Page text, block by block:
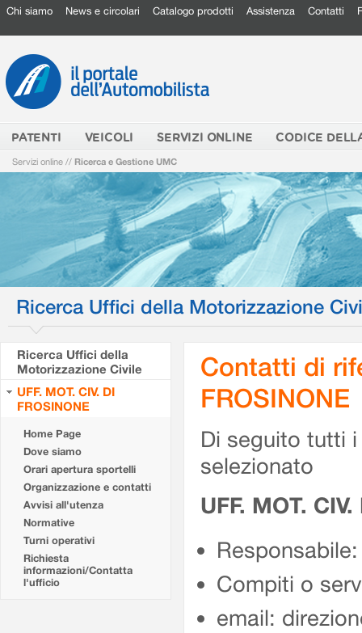
Chi siamo News e circolari Catalogo prodotti Assistenza Contatti
PATENTI VEICOLI SERVIZI ONLINE CODICE
Servizi online // Ricerca e Gestione UMC
Ricerca Uffici della Motorizzazione
Ricerca Uffici della
Motorizzazione Civile
UFF. MOT. CIV. DI
FROSINONE
Home Page
Dove siamo
Orari apertura sportelli
Organizzazione e contatti
Avvisi all'utenza
Normative
Turni operativi
Richiesta
informazioni/Contatta
l'ufficio
Contatti di
FROSINONE
Di seguito tutti
selezionato
UFF. MOT.
Compiti o
email: